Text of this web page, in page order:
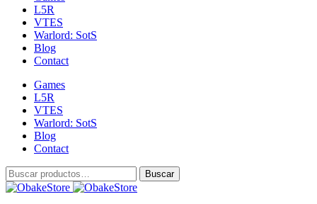
L5R
VTES
Warlord: SotS
Blog
Contact
Games
L5R
VTES
Warlord: SotS
Blog
Contact
Buscar
por:
Buscar